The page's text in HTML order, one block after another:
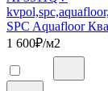
SPC Aquafloor
1 600₽/м2